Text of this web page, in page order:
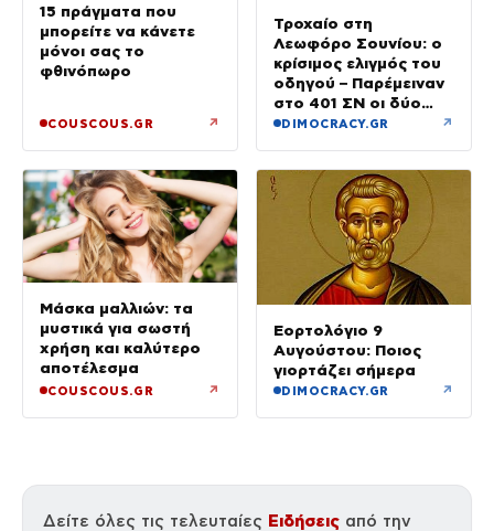
15 πράγματα που
μπορείτε να κάνετε
μόνοι σας το
φθινόπωρο
COUSCOUS.GR ↗
Τροχαίο στη
Λεωφόρο Σουνίου: ο
κρίσιμος ελιγμός του
οδηγού – Παρέμειναν
στο 401 ΣΝ οι δύο
αστυνομικοί
DIMOCRACY.GR ↗
Μάσκα μαλλιών: τα
μυστικά για σωστή
χρήση και καλύτερο
αποτέλεσμα
COUSCOUS.GR ↗
Εορτολόγιο 9
Αυγούστου: Ποιος
γιορτάζει σήμερα
DIMOCRACY.GR ↗
Δείτε όλες τις τελευταίες Ειδήσεις από την